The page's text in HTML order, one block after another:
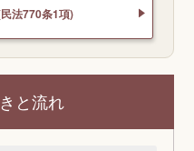
法770条1項)
と流れ